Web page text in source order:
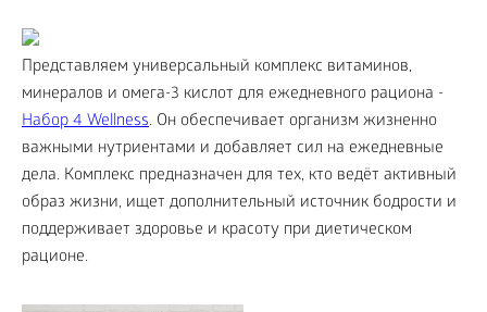
Представляем универсальный комплекс витаминов,
минералов и омега-3 кислот для ежедневного рациона -
Набор 4 Wellness. Он обеспечивает организм жизненно
важными нутриентами и добавляет сил на ежедневные
дела. Комплекс предназначен для тех, кто ведёт активный
образ жизни, ищет дополнительный источник бодрости и
поддерживает здоровье и красоту при диетическом
рационе.